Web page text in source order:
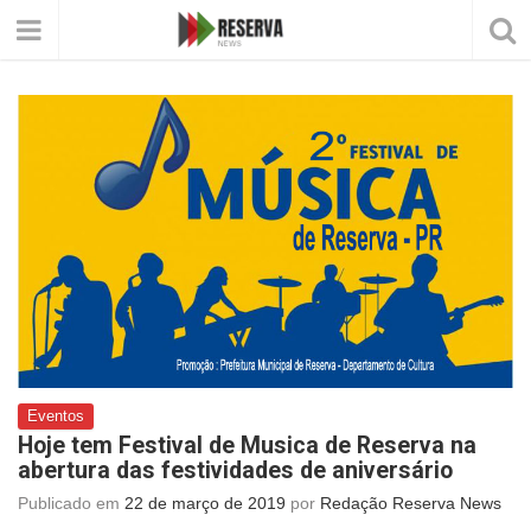
Eventos
Hoje tem Festival de Musica de Reserva na
abertura das festividades de aniversário
Publicado em 22 de março de 2019 por Redação Reserva News